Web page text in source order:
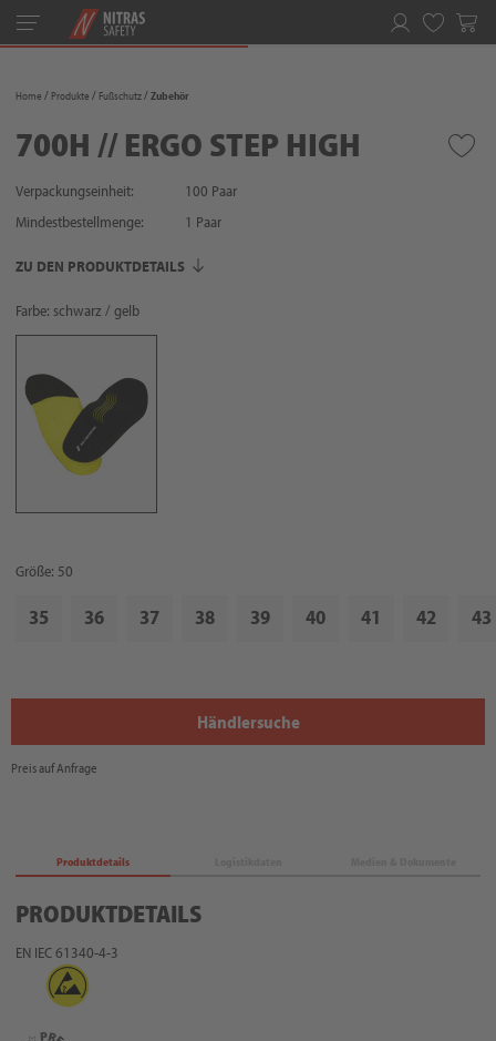
Toggle
navigation
Home Produkte Fußschutz Zubehör
700H // ERGO STEP HIGH
Verpackungseinheit:
100 Paar
Mindestbestellmenge:
1 Paar
ZU DEN PRODUKTDETAILS
Farbe: schwarz / gelb
Größe: 50
35 36 37 38 39 40 41 42 43
Händlersuche
Preis auf Anfrage
Produktdetails
PRODUKTDETAILS
EN IEC 61340-4-3